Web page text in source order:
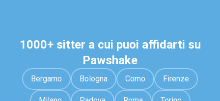
1000+ sitter a cui puoi affidarti su
Pawshake
Bergamo Bologna Como Firenze